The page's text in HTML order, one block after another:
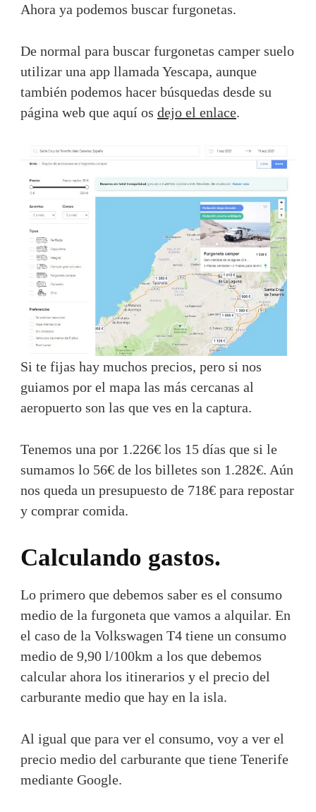
Ahora ya podemos buscar furgonetas.
De normal para buscar furgonetas camper suelo
utilizar una app llamada Yescapa, aunque
también podemos hacer búsquedas desde su
página web que aquí os dejo el enlace.
Si te fijas hay muchos precios, pero si nos
guiamos por el mapa las más cercanas al
aeropuerto son las que ves en la captura.
Tenemos una por 1.226€ los 15 días que si le
sumamos lo 56€ de los billetes son 1.282€. Aún
nos queda un presupuesto de 718€ para repostar
y comprar comida.
Calculando gastos.
Lo primero que debemos saber es el consumo
medio de la furgoneta que vamos a alquilar. En
el caso de la Volkswagen T4 tiene un consumo
medio de 9,90 l/100km a los que debemos
calcular ahora los itinerarios y el precio del
carburante medio que hay en la isla.
Al igual que para ver el consumo, voy a ver el
precio medio del carburante que tiene Tenerife
mediante Google.